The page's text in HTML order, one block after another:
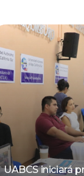
UABCS iniciará